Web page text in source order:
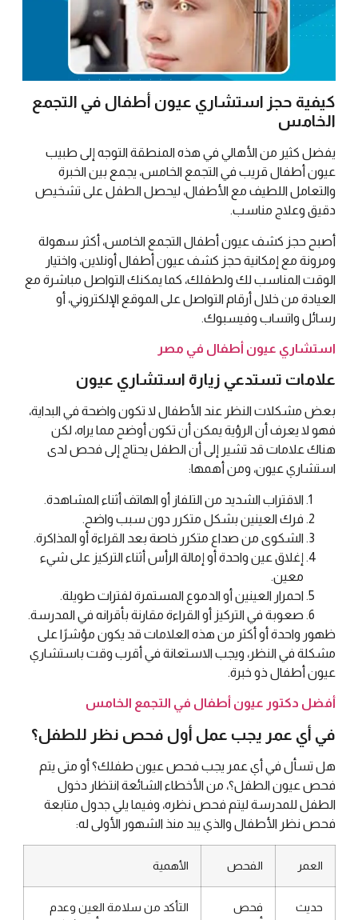
كيفية حجز استشاري عيون أطفال في التجمع
الخامس
يفضل كثير من الأهالي في هذه المنطقة التوجه إلى طبيب
عيون أطفال قريب في التجمع الخامس، يجمع بين الخبرة
والتعامل اللطيف مع الأطفال، ليحصل الطفل على تشخيص
دقيق وعلاج مناسب.
أصبح حجز كشف عيون أطفال التجمع الخامس، أكثر سهولة
ومرونة مع إمكانية حجز كشف عيون أطفال أونلاين، واختيار
الوقت المناسب لك ولطفلك، كما يمكنك التواصل مباشرة مع
العيادة من خلال أرقام التواصل على الموقع الإلكتروني، أو
رسائل واتساب وفيسبوك.
استشاري عيون أطفال في مصر
علامات تستدعي زيارة استشاري عيون
بعض مشكلات النظر عند الأطفال لا تكون واضحة في البداية،
فهو لا يعرف أن الرؤية يمكن أن تكون أوضح مما يراه، لكن
هناك علامات قد تشير إلى أن الطفل يحتاج إلى فحص لدى
استشاري عيون، ومن أهمها:
الاقتراب الشديد من التلفاز أو الهاتف أثناء المشاهدة.
فرك العينين بشكل متكرر دون سبب واضح.
الشكوى من صداع متكرر خاصة بعد القراءة أو المذاكرة.
إغلاق عين واحدة أو إمالة الرأس أثناء التركيز على شيء
معين.
احمرار العينين أو الدموع المستمرة لفترات طويلة.
صعوبة في التركيز أو القراءة مقارنة بأقرانه في المدرسة.
ظهور واحدة أو أكثر من هذه العلامات قد يكون مؤشرًا على
مشكلة في النظر، ويجب الاستعانة في أقرب وقت باستشاري
عيون أطفال ذو خبرة.
أفضل دكتور عيون أطفال في التجمع الخامس
في أي عمر يجب عمل أول فحص نظر للطفل؟
هل تسأل في أي عمر يجب فحص عيون طفلك؟ أو متى يتم
فحص عيون الطفل؟، من الأخطاء الشائعة انتظار دخول
الطفل للمدرسة ليتم فحص نظره، وفيما يلي جدول متابعة
فحص نظر الأطفال والذي يبد منذ الشهور الأولى له:
العمر الفحص الأهمية
حديث
فحص
التأكد من سلامة العين وعدم